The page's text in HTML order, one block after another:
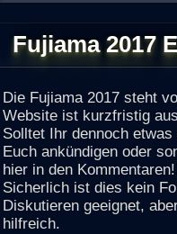
Fujiama 2017
Die Fujiama 2017 steht
Website ist kurzfristig
Solltet Ihr dennoch
Euch ankündigen oder
hier in den Kommentaren!
Sicherlich ist dies kein
Diskutieren geeignet,
hilfreich.